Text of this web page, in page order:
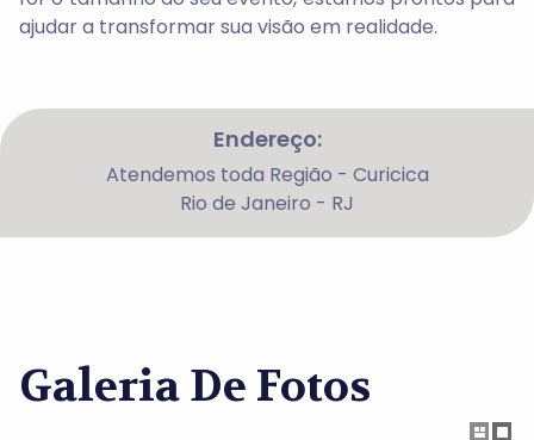
ajudar a transformar sua visão em realidade.
Endereço:
Atendemos toda Região - Curicica
Rio de Janeiro - RJ
Galeria De Fotos